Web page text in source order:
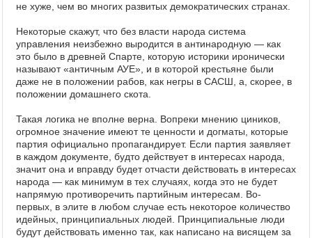
не хуже, чем во многих развитых демократических странах.
Некоторые скажут, что без власти народа система
управления неизбежно выродится в антинародную — как
это было в древней Спарте, которую историки иронически
называют «античным АУЕ», и в которой крестьяне были
даже не в положении рабов, как негры в САСШ, а, скорее, в
положении домашнего скота.
Такая логика не вполне верна. Вопреки мнению циников,
огромное значение имеют те ценности и догматы, которые
партия официально пропагандирует. Если партия заявляет
в каждом документе, будто действует в интересах народа,
значит она и вправду будет отчасти действовать в интересах
народа — как минимум в тех случаях, когда это не будет
напрямую противоречить партийным интересам. Во-
первых, в элите в любом случае есть некоторое количество
идейных, принципиальных людей. Принципиальные люди
будут действовать именно так, как написано на висящем за